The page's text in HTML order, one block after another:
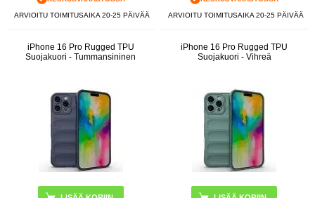
ARVIOITU TOIMITUSAIKA 20-25 PÄIVÄÄ ARVIOITU TOIMITUSAIKA 20-25 PÄIVÄÄ
iPhone 16 Pro Rugged TPU
Suojakuori - Tummansininen
iPhone 16 Pro Rugged TPU
Suojakuori - Vihreä